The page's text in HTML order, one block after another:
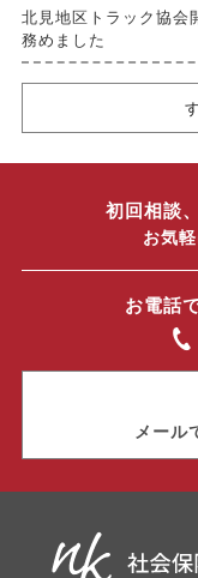
北見地区トラック協会
務めました
初回相談
お気
お電話
メール